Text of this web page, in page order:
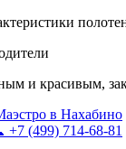
и красивым,
+7 (499) 714-68-81